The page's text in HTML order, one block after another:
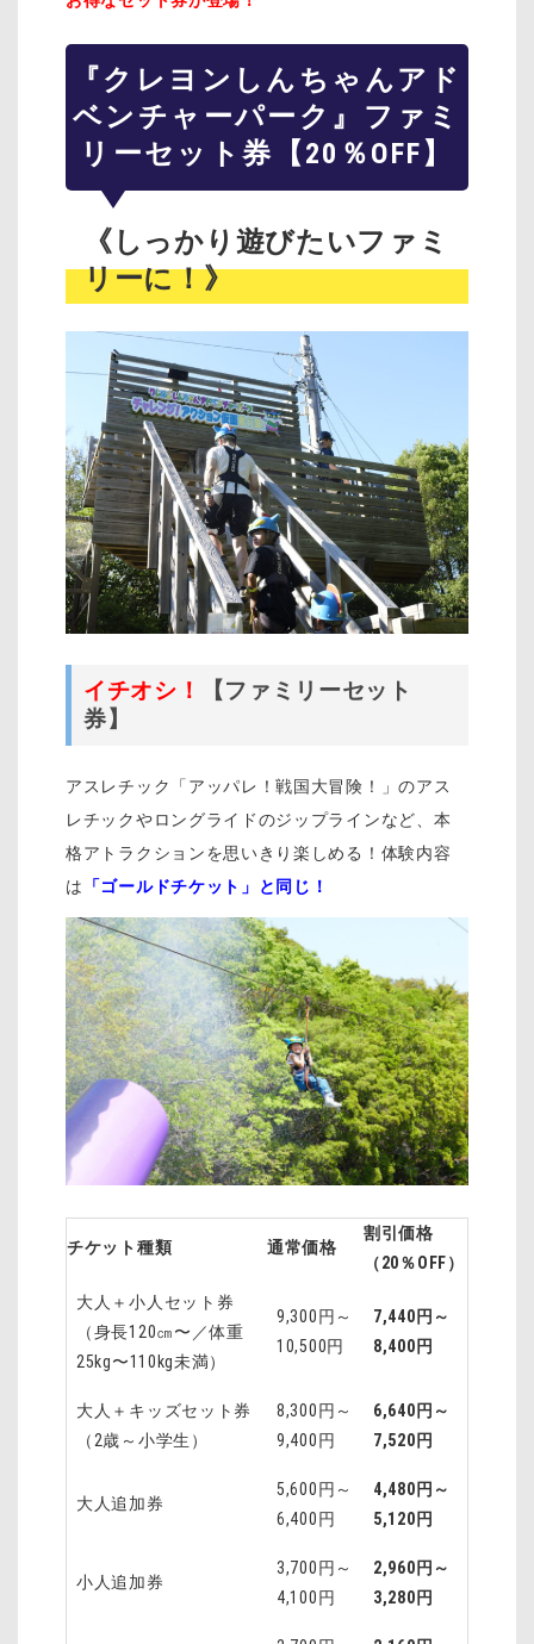
『クレヨンしんちゃんアド
ベンチャーパーク』ファミ
リーセット券【20％OFF】
《しっかり遊びたいファミ
リーに！》
イチオシ！
【ファミリーセット
券】
アスレチック「アッパレ！戦国大冒険！」のアス
レチックやロングライドのジップラインなど、本
格アトラクションを思いきり楽しめる！体験内容
は
「ゴールドチケット」と同じ！
チケット種類 通常価格
割引価格
（20％OFF）
大人＋小人セット券
（身長120㎝〜／体重
25kg〜110kg未満）
9,300円～
10,500円
7,440円～
8,400円
大人＋キッズセット券
（2歳～小学生）
8,300円～
9,400円
6,640円～
7,520円
大人追加券
5,600円～
6,400円
4,480円～
5,120円
小人追加券
3,700円～
4,100円
2,960円～
3,280円